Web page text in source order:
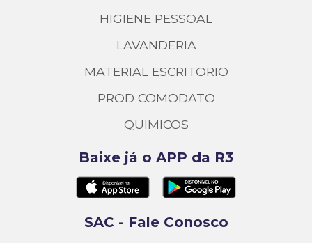
HIGIENE PESSOAL
LAVANDERIA
MATERIAL ESCRITORIO
PROD COMODATO
QUIMICOS
Baixe já o APP da R3
SAC - Fale Conosco